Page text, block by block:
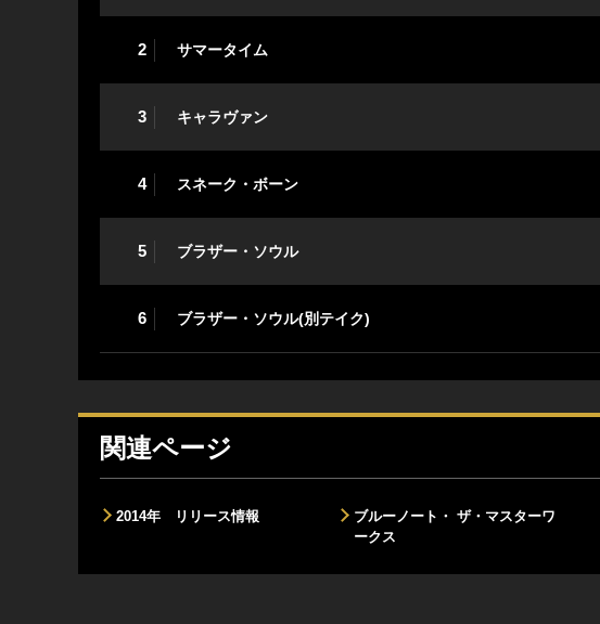
2 サマータイム
3 キャラヴァン
4 スネーク・ボーン
5 ブラザー・ソウル
6 ブラザー・ソウル(別テイク)
関連ページ
2014年 リリース情報
ブルーノート・ ザ・マスターワ
ークス